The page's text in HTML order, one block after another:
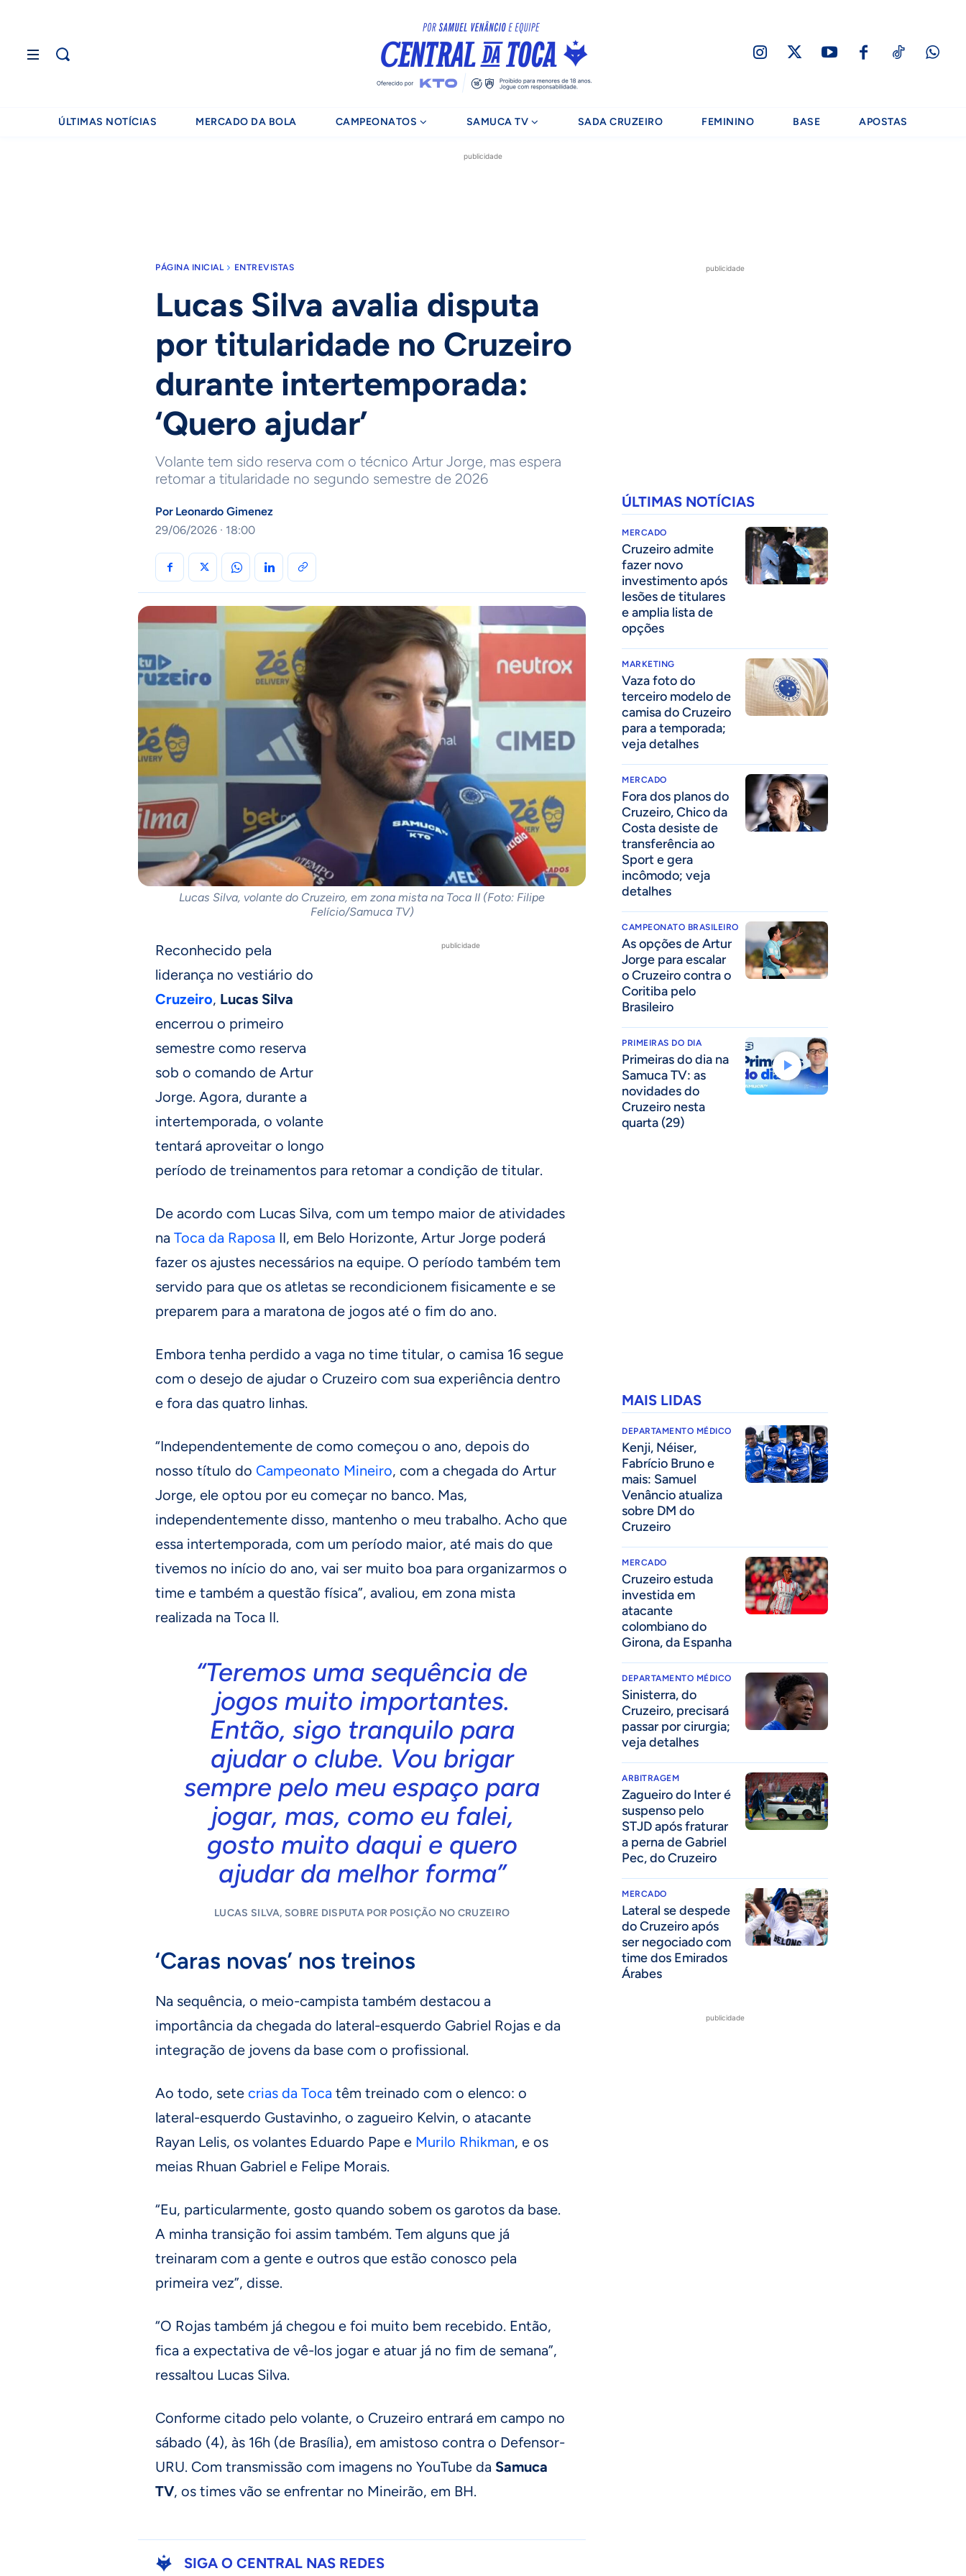
ÚLTIMAS NOTÍCIAS MERCADO DA BOLA CAMPEONATOS SAMUCA TV SADA CRUZEIRO FEMININO BASE APOSTAS
publicidade
PÁGINA INICIAL ENTREVISTAS
Lucas Silva avalia disputa
por titularidade no Cruzeiro
durante intertemporada:
‘Quero ajudar’
Volante tem sido reserva com o técnico Artur Jorge, mas espera
retomar a titularidade no segundo semestre de 2026
Por Leonardo Gimenez
29/06/2026 · 18:00
Lucas Silva, volante do Cruzeiro, em zona mista na Toca II (Foto: Filipe
Felício/Samuca TV)
publicidade
Reconhecido pela
liderança no vestiário do
Cruzeiro, Lucas Silva
encerrou o primeiro
semestre como reserva
sob o comando de Artur
Jorge. Agora, durante a
intertemporada, o volante
tentará aproveitar o longo
período de treinamentos para retomar a condição de titular.
De acordo com Lucas Silva, com um tempo maior de atividades
na Toca da Raposa II, em Belo Horizonte, Artur Jorge poderá
fazer os ajustes necessários na equipe. O período também tem
servido para que os atletas se recondicionem fisicamente e se
preparem para a maratona de jogos até o fim do ano.
Embora tenha perdido a vaga no time titular, o camisa 16 segue
com o desejo de ajudar o Cruzeiro com sua experiência dentro
e fora das quatro linhas.
“Independentemente de como começou o ano, depois do
nosso título do Campeonato Mineiro, com a chegada do Artur
Jorge, ele optou por eu começar no banco. Mas,
independentemente disso, mantenho o meu trabalho. Acho que
essa intertemporada, com um período maior, até mais do que
tivemos no início do ano, vai ser muito boa para organizarmos o
time e também a questão física”, avaliou, em zona mista
realizada na Toca II.
“Teremos uma sequência de
jogos muito importantes.
Então, sigo tranquilo para
ajudar o clube. Vou brigar
sempre pelo meu espaço para
jogar, mas, como eu falei,
gosto muito daqui e quero
ajudar da melhor forma”
LUCAS SILVA, SOBRE DISPUTA POR POSIÇÃO NO CRUZEIRO
‘Caras novas’ nos treinos
Na sequência, o meio-campista também destacou a
importância da chegada do lateral-esquerdo Gabriel Rojas e da
integração de jovens da base com o profissional.
Ao todo, sete crias da Toca têm treinado com o elenco: o
lateral-esquerdo Gustavinho, o zagueiro Kelvin, o atacante
Rayan Lelis, os volantes Eduardo Pape e Murilo Rhikman, e os
meias Rhuan Gabriel e Felipe Morais.
“Eu, particularmente, gosto quando sobem os garotos da base.
A minha transição foi assim também. Tem alguns que já
treinaram com a gente e outros que estão conosco pela
primeira vez”, disse.
“O Rojas também já chegou e foi muito bem recebido. Então,
fica a expectativa de vê-los jogar e atuar já no fim de semana”,
ressaltou Lucas Silva.
Conforme citado pelo volante, o Cruzeiro entrará em campo no
sábado (4), às 16h (de Brasília), em amistoso contra o Defensor-
URU. Com transmissão com imagens no YouTube da Samuca
TV, os times vão se enfrentar no Mineirão, em BH.
SIGA O CENTRAL NAS REDES
publicidade
ÚLTIMAS NOTÍCIAS
MERCADO
Cruzeiro admite
fazer novo
investimento após
lesões de titulares
e amplia lista de
opções
MARKETING
Vaza foto do
terceiro modelo de
camisa do Cruzeiro
para a temporada;
veja detalhes
MERCADO
Fora dos planos do
Cruzeiro, Chico da
Costa desiste de
transferência ao
Sport e gera
incômodo; veja
detalhes
CAMPEONATO BRASILEIRO
As opções de Artur
Jorge para escalar
o Cruzeiro contra o
Coritiba pelo
Brasileiro
PRIMEIRAS DO DIA
Primeiras do dia na
Samuca TV: as
novidades do
Cruzeiro nesta
quarta (29)
MAIS LIDAS
DEPARTAMENTO MÉDICO
Kenji, Néiser,
Fabrício Bruno e
mais: Samuel
Venâncio atualiza
sobre DM do
Cruzeiro
MERCADO
Cruzeiro estuda
investida em
atacante
colombiano do
Girona, da Espanha
DEPARTAMENTO MÉDICO
Sinisterra, do
Cruzeiro, precisará
passar por cirurgia;
veja detalhes
ARBITRAGEM
Zagueiro do Inter é
suspenso pelo
STJD após fraturar
a perna de Gabriel
Pec, do Cruzeiro
MERCADO
Lateral se despede
do Cruzeiro após
ser negociado com
time dos Emirados
Árabes
publicidade